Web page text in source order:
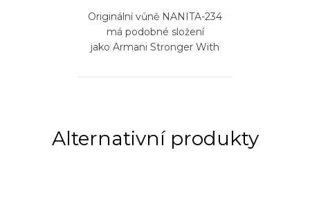
Originální vůně NANITA-234
má podobné složení
jako Armani Stronger With